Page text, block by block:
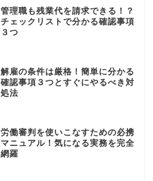
管理職も残業代を請求できる！？
チェックリストで分かる確認事項
３つ
解雇の条件は厳格！簡単に分かる
確認事項３つとすぐにやるべき対
処法
労働審判を使いこなすための必携
マニュアル！気になる実務を完全
網羅